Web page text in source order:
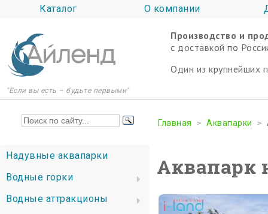
Каталог О компании
Производство и
c доставкой по
Один из крупнейших
"Если вы есть – будьте первыми"
Надувные аквапарки
Водные горки
Водные аттракционы
Главная Аквапарки
Аквапарк